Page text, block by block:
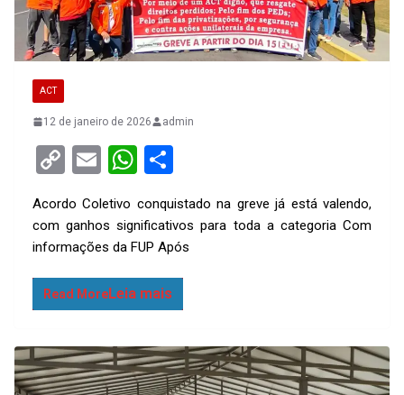
ACT
12 de janeiro de 2026 admin
C
py
Li
n
k
E
ail
W
at
s
A
p
ar
e
Acordo Coletivo conquistado na greve já está valendo,
com ganhos significativos para toda a categoria Com
informações da FUP Após
Read More